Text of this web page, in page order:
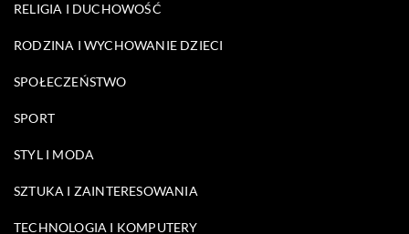
RELIGIA I DUCHOWOŚĆ
RODZINA I WYCHOWANIE DZIECI
SPOŁECZEŃSTWO
SPORT
STYL I MODA
SZTUKA I ZAINTERESOWANIA
TECHNOLOGIA I KOMPUTERY